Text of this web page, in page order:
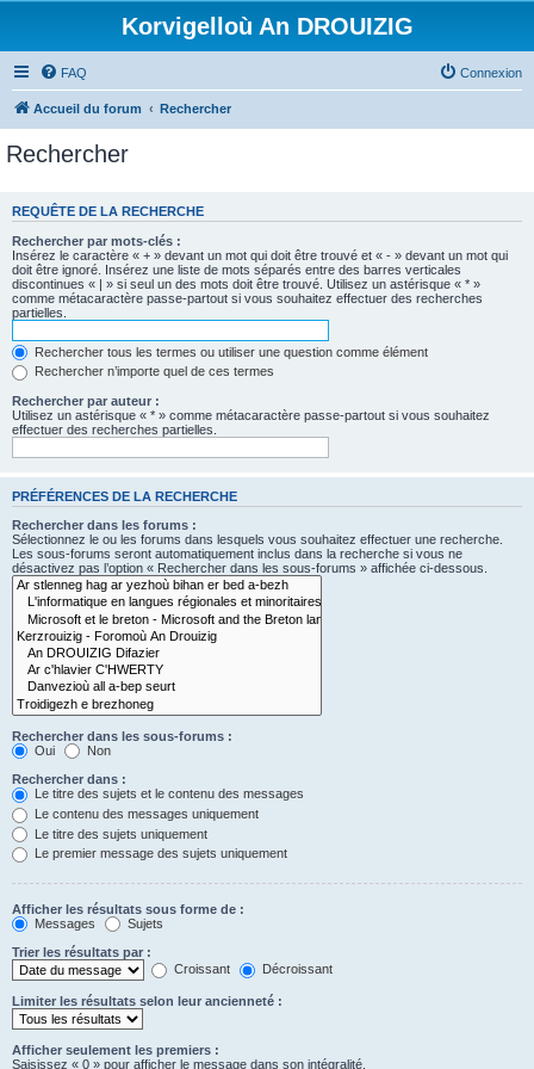
Korvigelloù An DROUIZIG
FAQ Connexion
Accueil du forum Rechercher
Rechercher
REQUÊTE DE LA RECHERCHE
Rechercher par mots-clés :
Insérez le caractère « + » devant un mot qui doit être trouvé et « - » devant un mot qui
doit être ignoré. Insérez une liste de mots séparés entre des barres verticales
discontinues « | » si seul un des mots doit être trouvé. Utilisez un astérisque « * »
comme métacaractère passe-partout si vous souhaitez effectuer des recherches
partielles.
Rechercher tous les termes ou utiliser une question comme élément
Rechercher n’importe quel de ces termes
Rechercher par auteur :
Utilisez un astérisque « * » comme métacaractère passe-partout si vous souhaitez
effectuer des recherches partielles.
PRÉFÉRENCES DE LA RECHERCHE
Rechercher dans les forums :
Sélectionnez le ou les forums dans lesquels vous souhaitez effectuer une recherche.
Les sous-forums seront automatiquement inclus dans la recherche si vous ne
désactivez pas l’option « Rechercher dans les sous-forums » affichée ci-dessous.
Rechercher dans les sous-forums :
Oui
Non
Rechercher dans :
Le titre des sujets et le contenu des messages
Le contenu des messages uniquement
Le titre des sujets uniquement
Le premier message des sujets uniquement
Afficher les résultats sous forme de :
Messages
Sujets
Trier les résultats par :
Croissant
Décroissant
Limiter les résultats selon leur ancienneté :
Afficher seulement les premiers :
Saisissez « 0 » pour afficher le message dans son intégralité.